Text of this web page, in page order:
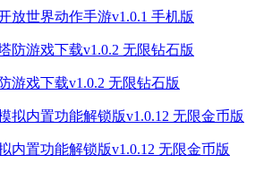
放世界动作手游v1.0.1 手机版
游戏下载v1.0.2 无限钻石版
内置功能解锁版v1.0.12 无限金币版